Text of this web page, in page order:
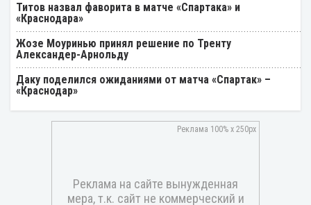
Титов назвал фаворита в матче «Спартака» и
«Краснодара»
Жозе Моуринью принял решение по Тренту
Александер-Арнольду
Даку поделился ожиданиями от матча «Спартак» –
«Краснодар»